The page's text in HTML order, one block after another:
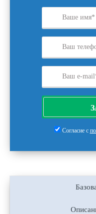
Согласие с